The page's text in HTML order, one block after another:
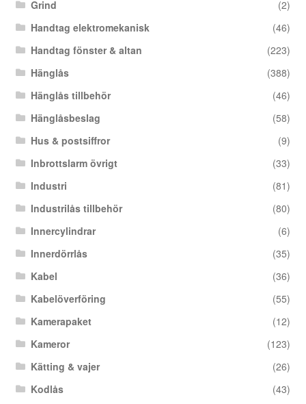
Grind
(2)
Handtag elektromekanisk
(46)
Handtag fönster & altan
(223)
Hänglås
(388)
Hänglås tillbehör
(46)
Hänglåsbeslag
(58)
Hus & postsiffror
(9)
Inbrottslarm övrigt
(33)
Industri
(81)
Industrilås tillbehör
(80)
Innercylindrar
(6)
Innerdörrlås
(35)
Kabel
(36)
Kabelöverföring
(55)
Kamerapaket
(12)
Kameror
(123)
Kätting & vajer
(26)
Kodlås
(43)